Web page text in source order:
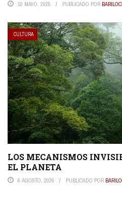
10 MAYO, 2025 PUBLICADO POR
CULTURA
LOS MECANISMOS
EL PLANETA
6 AGOSTO, 2026 PUBLICADO POR